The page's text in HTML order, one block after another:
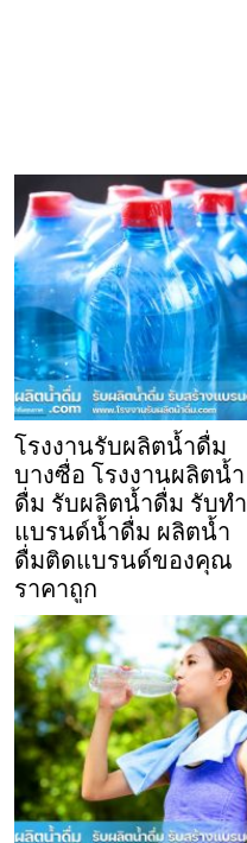
โรงงานรับผลิตน้ำดื่ม
บางซื่อ โรงงานผลิตน้ำ
ดื่ม รับผลิตน้ำดื่ม รับทำ
แบรนด์น้ำดื่ม ผลิตน้ำ
ดื่มติดแบรนด์ของคุณ
ราคาถูก